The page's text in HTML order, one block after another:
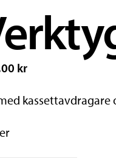
kr
kassettavdragare